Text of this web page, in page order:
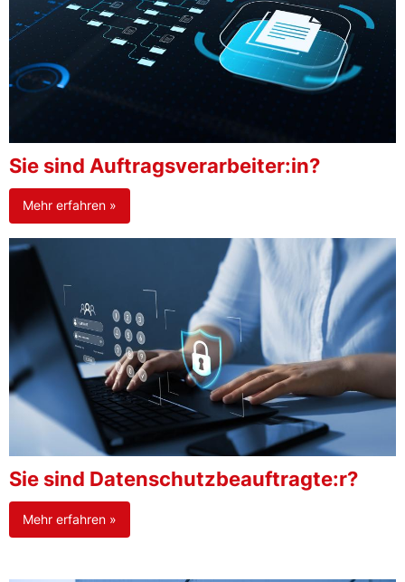
Sie sind Auftragsverarbeiter:in?
Mehr erfahren »
Sie sind Datenschutzbeauftragte:r?
Mehr erfahren »